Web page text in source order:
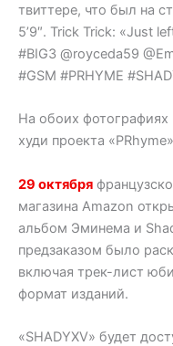
твиттере, что был на
5’9″. Trick Trick: «Just
#BIG3 @royceda59
#GSM #PRHYME
На обоих фотографиях
худи проекта
29 октября
магазина Amazon
альбом Эминема и
предзаказом было
включая трек-лист
формат изданий.
«SHADYXV» будет